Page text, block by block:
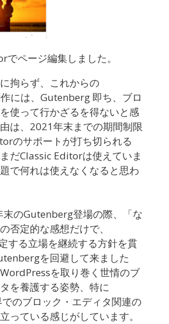
でページ編集しました。
拘らず、これからの
には、Gutenberg 即ち、ブロ
使って行かざるを得ないと感
は、2021年末までの期間制限
のサポートが打ち切られる
だClassic Editorは使えていま
で何れは使えなくなると思わ
のGutenberg登場の際、「な
否定的な感想だけで、
する立場を継続する方針を貫
を回避して来ました
を取り巻く世情のブ
を養護する姿勢、特に
のブロック・エディタ関連の
っている感じがしています。